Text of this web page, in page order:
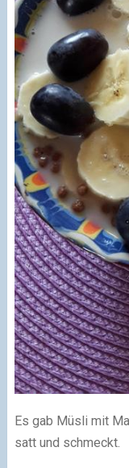
Es gab Müsli mit
satt und schmeckt.